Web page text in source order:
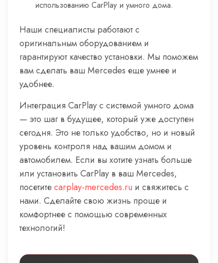
использованию CarPlay и умного дома.
Наши специалисты работают с
оригинальным оборудованием и
гарантируют качество установки. Мы поможем
вам сделать ваш Mercedes еще умнее и
удобнее.
Интеграция CarPlay с системой умного дома
— это шаг в будущее, который уже доступен
сегодня. Это не только удобство, но и новый
уровень контроля над вашим домом и
автомобилем. Если вы хотите узнать больше
или установить CarPlay в ваш Mercedes,
посетитеcarplay-mercedes.ru и свяжитесь с
нами. Сделайте свою жизнь проще и
комфортнее с помощью современных
технологий!